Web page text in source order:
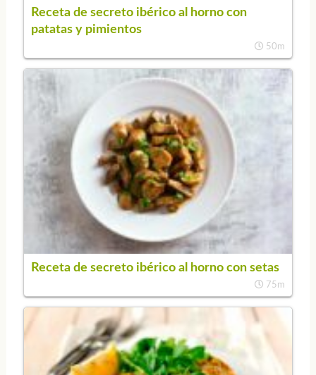
Receta de secreto ibérico al horno con
patatas y pimientos
50m
Receta de secreto ibérico al horno con setas
75m